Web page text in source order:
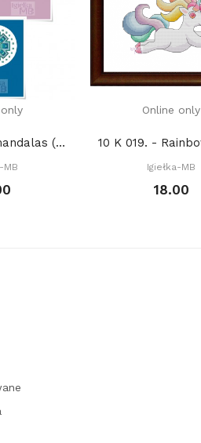
2984. - Mini mandalas (PDF)
MB
Online only
Igiełka-MB
18.00